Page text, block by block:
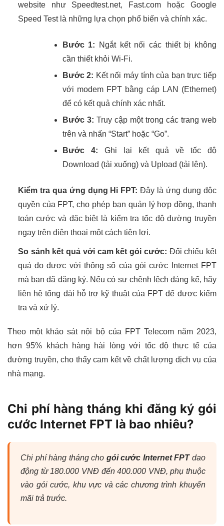
website như Speedtest.net, Fast.com hoặc Google
Speed Test là những lựa chọn phổ biến và chính xác.
Bước 1: Ngắt kết nối các thiết bị không
cần thiết khỏi Wi-Fi.
Bước 2: Kết nối máy tính của bạn trực tiếp
với modem FPT bằng cáp LAN (Ethernet)
để có kết quả chính xác nhất.
Bước 3: Truy cập một trong các trang web
trên và nhấn “Start” hoặc “Go”.
Bước 4: Ghi lại kết quả về tốc độ
Download (tải xuống) và Upload (tải lên).
Kiểm tra qua ứng dụng Hi FPT: Đây là ứng dụng độc
quyền của FPT, cho phép bạn quản lý hợp đồng, thanh
toán cước và đặc biệt là kiểm tra tốc độ đường truyền
ngay trên điện thoại một cách tiện lợi.
So sánh kết quả với cam kết gói cước: Đối chiếu kết
quả đo được với thông số của gói cước Internet FPT
mà bạn đã đăng ký. Nếu có sự chênh lệch đáng kể, hãy
liên hệ tổng đài hỗ trợ kỹ thuật của FPT để được kiểm
tra và xử lý.
Theo một khảo sát nội bộ của FPT Telecom năm 2023,
hơn 95% khách hàng hài lòng với tốc độ thực tế của
đường truyền, cho thấy cam kết về chất lượng dịch vụ của
nhà mạng.
Chi phí hàng tháng khi đăng ký gói
cước Internet FPT là bao nhiêu?
Chi phí hàng tháng cho gói cước Internet FPTdao
động từ 180.000 VNĐ đến 400.000 VNĐ, phụ thuộc
vào gói cước, khu vực và các chương trình khuyến
mãi trả trước.